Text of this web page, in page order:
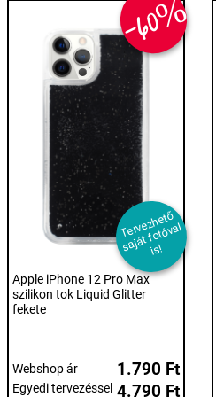
-60%
T
er
v
e
z
h
et
ő
s
aj
át f
ot
ó
v
al
i
s!
Apple iPhone 12 Pro Max
szilikon tok Liquid Glitter
fekete
Webshop ár 1.790 Ft
Egyedi tervezéssel 4.790 Ft